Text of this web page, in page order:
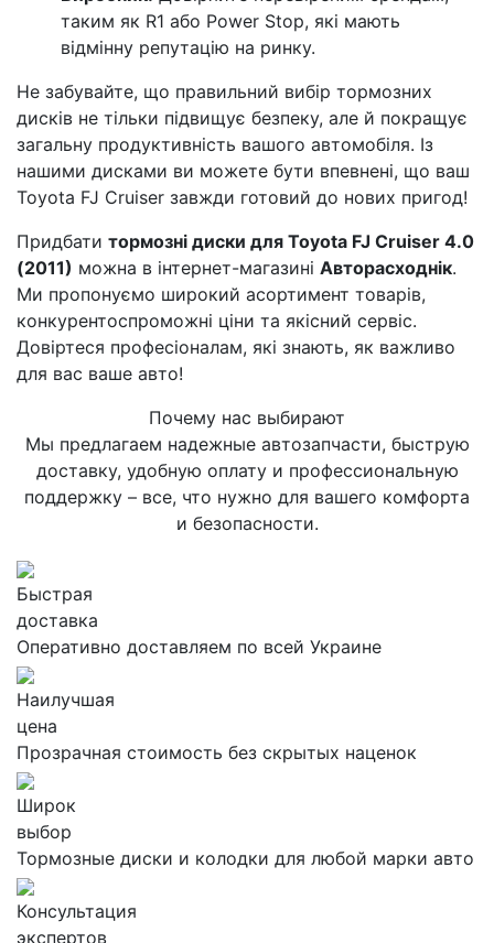
таким як R1 або Power Stop, які мають
відмінну репутацію на ринку.
Не забувайте, що правильний вибір тормозних
дисків не тільки підвищує безпеку, але й покращує
загальну продуктивність вашого автомобіля. Із
нашими дисками ви можете бути впевнені, що ваш
Toyota FJ Cruiser завжди готовий до нових пригод!
Придбати тормозні диски для Toyota FJ Cruiser 4.0
(2011) можна в інтернет-магазині Авторасходнік.
Ми пропонуємо широкий асортимент товарів,
конкурентоспроможні ціни та якісний сервіс.
Довіртеся професіоналам, які знають, як важливо
для вас ваше авто!
Почему нас выбирают
Мы предлагаем надежные автозапчасти, быструю
доставку, удобную оплату и профессиональную
поддержку – все, что нужно для вашего комфорта
и безопасности.
Быстрая
доставка
Оперативно доставляем по всей Украине
Наилучшая
цена
Прозрачная стоимость без скрытых наценок
Широк
выбор
Тормозные диски и колодки для любой марки авто
Консультация
экспертов